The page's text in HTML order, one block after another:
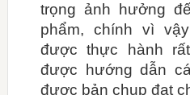
trọng ảnh hưởng
phẩm, chính vì
được thực hành
được hướng dẫn
được bản chụp đạt